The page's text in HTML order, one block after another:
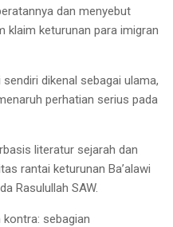
dan menyebut
klaim keturunan para imigran
dikenal sebagai ulama,
perhatian serius pada
literatur sejarah dan
rantai keturunan Ba’alawi
Rasulullah SAW.
sebagian